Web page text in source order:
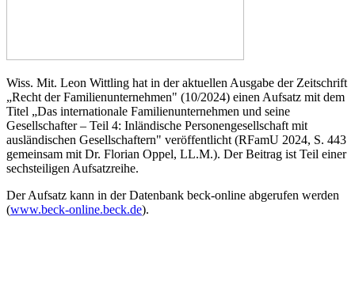
Wiss. Mit. Leon Wittling hat in der aktuellen Ausgabe der Zeitschrift
„Recht der Familienunternehmen" (10/2024) einen Aufsatz mit dem
Titel „Das internationale Familienunternehmen und seine
Gesellschafter – Teil 4: Inländische Personengesellschaft mit
ausländischen Gesellschaftern" veröffentlicht (RFamU 2024, S. 443
gemeinsam mit Dr. Florian Oppel, LL.M.). Der Beitrag ist Teil einer
sechsteiligen Aufsatzreihe.
Der Aufsatz kann in der Datenbank beck-online abgerufen werden
(www.beck-online.beck.de).